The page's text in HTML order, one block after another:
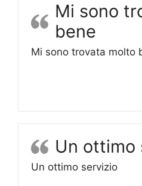
Mi sono
bene
Mi sono trovata molto
Un ottimo
Un ottimo servizio